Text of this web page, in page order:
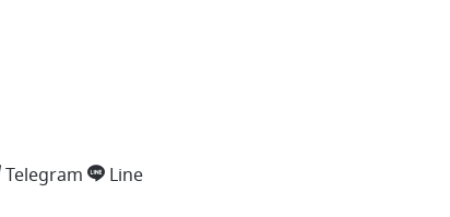
Telegram
Line